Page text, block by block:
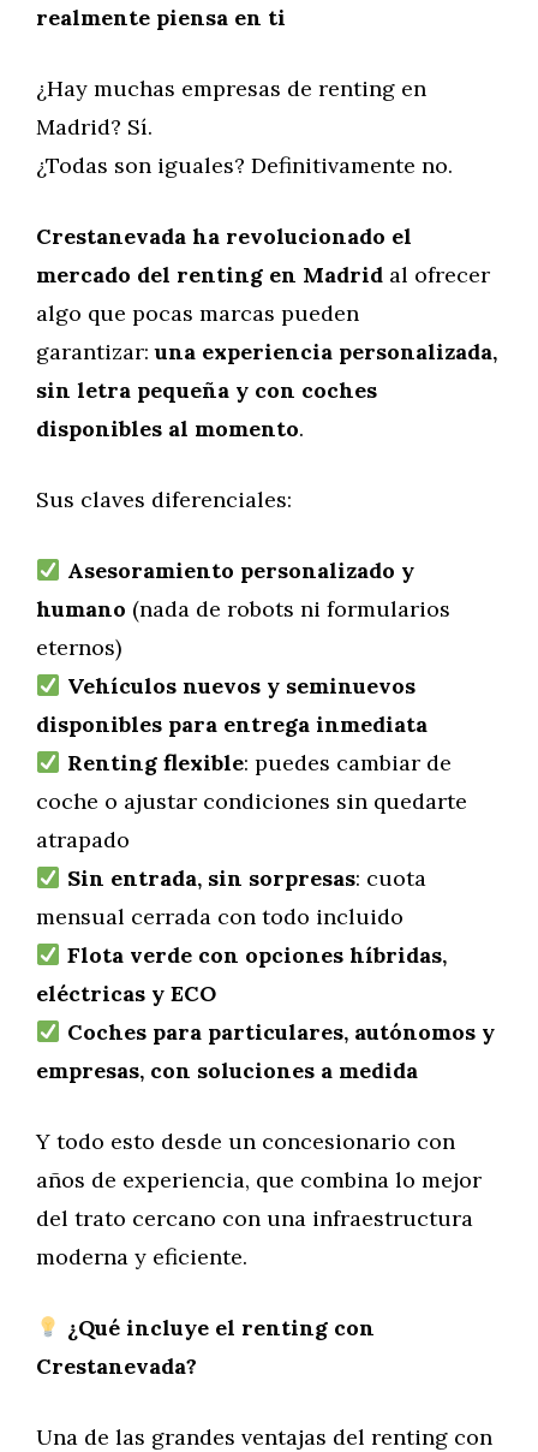
realmente piensa en ti
¿Hay muchas empresas de renting en
Madrid? Sí.
¿Todas son iguales? Definitivamente no.
Crestanevada ha revolucionado el
mercado del renting en Madrid al ofrecer
algo que pocas marcas pueden
garantizar:una experiencia personalizada,
sin letra pequeña y con coches
disponibles al momento.
Sus claves diferenciales:
Asesoramiento personalizado y
humano (nada de robots ni formularios
eternos)
Vehículos nuevos y seminuevos
disponibles para entrega inmediata
Renting flexible: puedes cambiar de
coche o ajustar condiciones sin quedarte
atrapado
Sin entrada, sin sorpresas: cuota
mensual cerrada con todo incluido
Flota verde con opciones híbridas,
eléctricas y ECO
Coches para particulares, autónomos y
empresas, con soluciones a medida
Y todo esto desde un concesionario con
años de experiencia, que combina lo mejor
del trato cercano con una infraestructura
moderna y eficiente.
¿Qué incluye el renting con
Crestanevada?
Una de las grandes ventajas del renting con